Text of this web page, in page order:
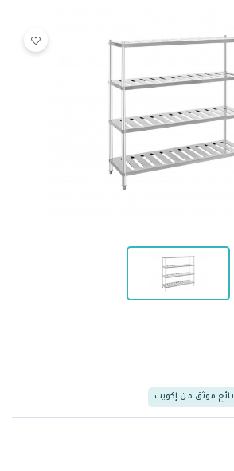
بائع موثق من إكويب